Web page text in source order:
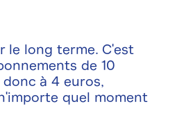
le long terme. C'est
de 10
à 4 euros,
quel moment